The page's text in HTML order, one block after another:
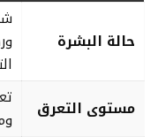
حالة البشرة
مستوى التعرق